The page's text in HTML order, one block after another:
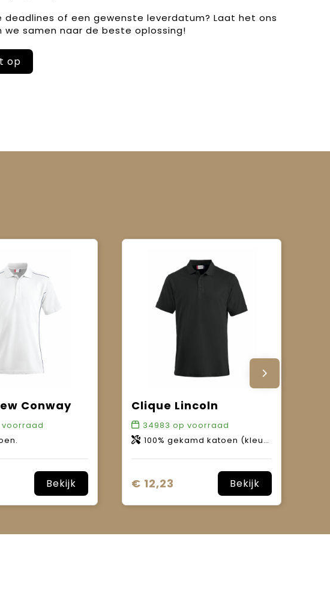
deadlines of een gewenste leverdatum? Laat het ons
we samen naar de beste oplossing!
op
Conway
Bekijk
Clique Lincoln
34983 op voorraad
100% gekamd katoen (kleur 95: 85% katoen, 15% viscose).
€ 12,23 Bekijk